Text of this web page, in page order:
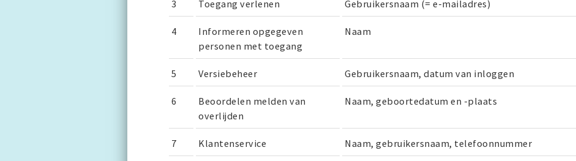
3 Toegang verlenen Gebruikersnaam (= e-mailadres)
4
Informeren opgegeven
personen met toegang
Naam
5 Versiebeheer Gebruikersnaam, datum van inloggen
6
Beoordelen melden van
overlijden
Naam, geboortedatum en -plaats
7 Klantenservice Naam, gebruikersnaam, telefoonnummer